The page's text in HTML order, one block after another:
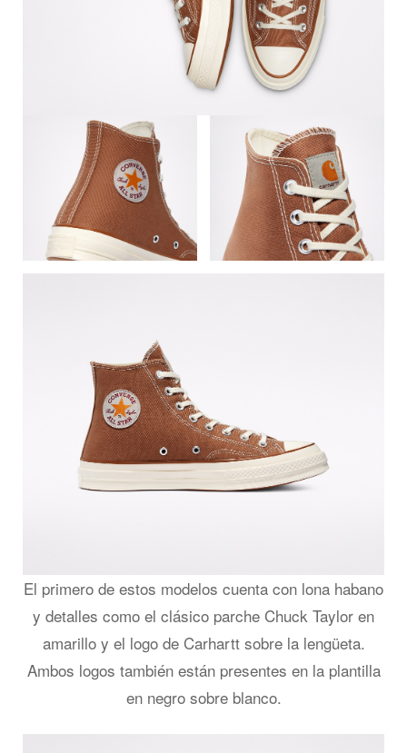
El primero de estos modelos cuenta con lona habano
y detalles como el clásico parche Chuck Taylor en
amarillo y el logo de Carhartt sobre la lengüeta.
Ambos logos también están presentes en la plantilla
en negro sobre blanco.